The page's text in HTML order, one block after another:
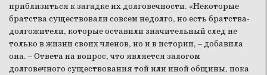
приблизиться к загадке их долговечности. «Некоторые
братства существовали совсем недолго, но есть братства-
долгожители, которые оставили значительный след не
только в жизни своих членов, но и в истории, – добавила
она. – Ответа на вопрос, что является залогом
долговечного существования той или иной общины, пока